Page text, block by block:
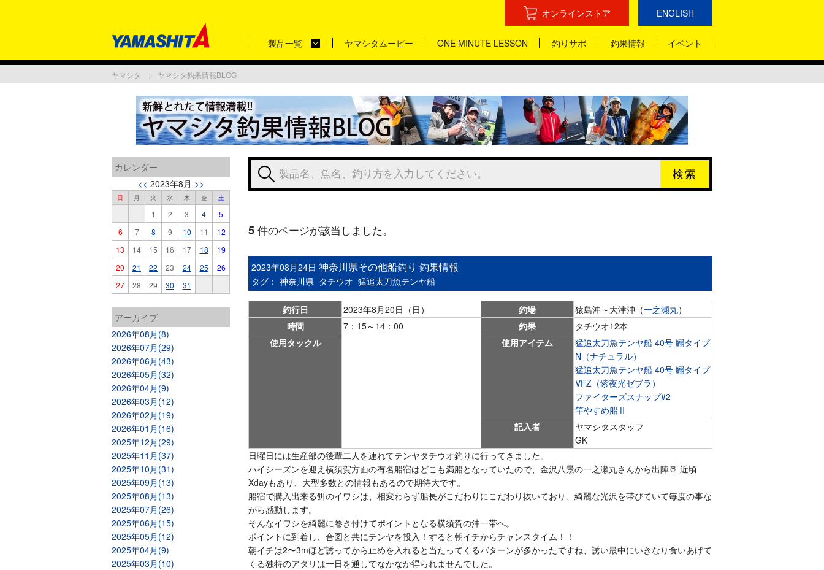
オンラインストア ENGLISH
製品一覧 ヤマシタムービー ONE MINUTE LESSON 釣りサポ 釣果情報 イベント
ヤマシタ ヤマシタ釣果情報BLOG
カレンダー
<< 2023年8月 >>
日 月 火 水 木 金 土
1 2 3 4
5
6
7 8 9 10 11
12
13
14 15 16 17 18
19
20
21 22 23 24 25
26
27
28 29 30 31
アーカイブ
2026年08月(8)
2026年07月(29)
2026年06月(43)
2026年05月(32)
2026年04月(9)
2026年03月(12)
2026年02月(19)
2026年01月(16)
2025年12月(29)
2025年11月(37)
2025年10月(31)
2025年09月(13)
2025年08月(13)
2025年07月(26)
2025年06月(15)
2025年05月(12)
2025年04月(9)
2025年03月(10)
5 件のページが該当しました。
2023年08月24日 神奈川県その他船釣り 釣果情報
タグ： 神奈川県 タチウオ 猛追太刀魚テンヤ船
釣行日 2023年8月20日（日） 釣場 猿島沖～大津沖（一之瀬丸）
時間
7：15～14：00 釣果
タチウオ12本
使用タックル
使用アイテム
猛追太刀魚テンヤ船 40号 鰯タイプ
N（ナチュラル）
猛追太刀魚テンヤ船 40号 鰯タイプ
VFZ（紫夜光ゼブラ）
ファイターズスナップ#2
竿やすめ船Ⅱ
記入者
ヤマシタスタッフ
GK
日曜日には生産部の後輩二人を連れてテンヤタチウオ釣りに行ってきました。
ハイシーズンを迎え横須賀方面の有名船宿はどこも満船となっていたので、金沢八景の一之瀬丸さんから出陣🚢 近頃
Xdayもあり、大型多数との情報もあるので期待大です。
船宿で購入出来る餌のイワシは、相変わらず船長がこだわりにこだわり抜いており、綺麗な光沢を帯びていて毎度の事な
がら感動します。
そんなイワシを綺麗に巻き付けてポイントとなる横須賀の沖一帯へ。
ポイントに到着し、合図と共にテンヤを投入！すると朝イチからチャンスタイム！！
朝イチは2〜3mほど誘ってから止めを入れると当たってくるパターンが多かったですね、誘い最中にいきなり食いあげて
くる独特のアタリは一日を通してなかなか得られませんでした。